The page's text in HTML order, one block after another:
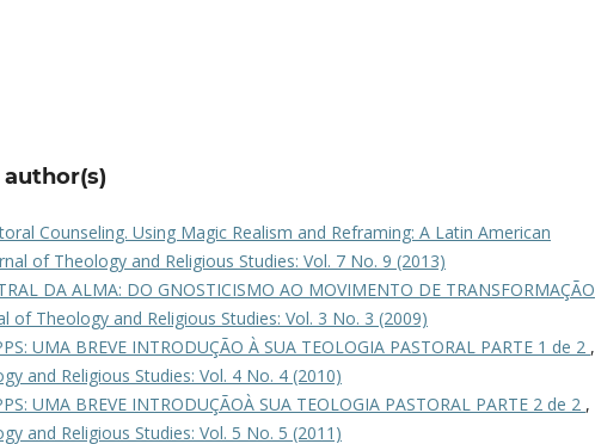
Counseling. Using Magic Realism and Reframing: A Latin American
of Theology and Religious Studies: Vol. 7 No. 9 (2013)
DA ALMA: DO GNOSTICISMO AO MOVIMENTO DE TRANSFORMAÇÃO
of Theology and Religious Studies: Vol. 3 No. 3 (2009)
UMA BREVE INTRODUÇÃO À SUA TEOLOGIA PASTORAL PARTE 1 de 2 ,
and Religious Studies: Vol. 4 No. 4 (2010)
UMA BREVE INTRODUÇÃOÀ SUA TEOLOGIA PASTORAL PARTE 2 de 2 ,
and Religious Studies: Vol. 5 No. 5 (2011)